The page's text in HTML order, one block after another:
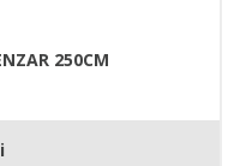
250CM